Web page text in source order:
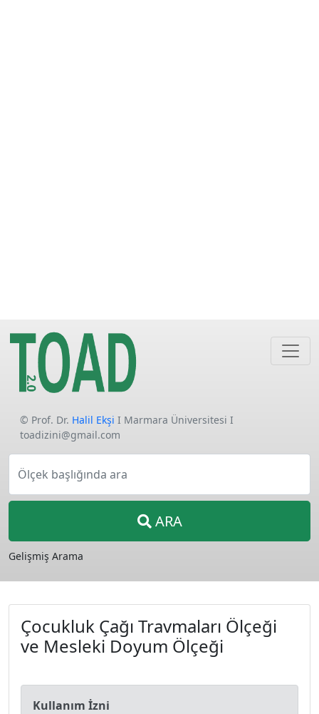
© Prof. Dr. Halil Ekşi I Marmara Üniversitesi I
toadizini@gmail.com
Ölçek başlığında ara
ARA
Gelişmiş Arama
Çocukluk Çağı Travmaları Ölçeği
ve Mesleki Doyum Ölçeği
Kullanım İzni